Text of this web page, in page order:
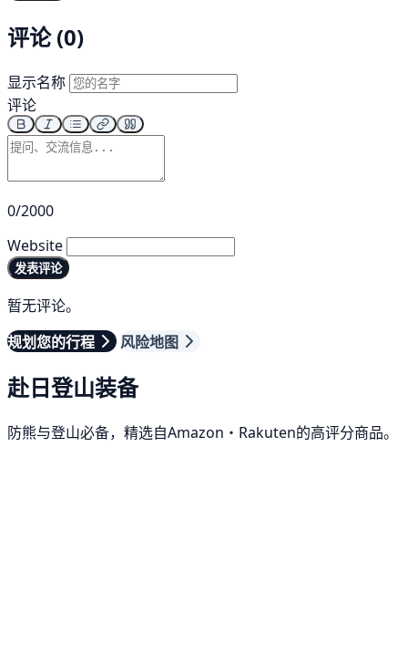
评论 (0)
显示名称
评论
0/2000
Website
发表评论
暂无评论。
规划您的行程
风险地图
赴日登山装备
防熊与登山必备，精选自Amazon・Rakuten的高评分商品。